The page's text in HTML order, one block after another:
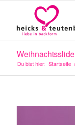
Weihnachtsslide
Du bist hier: Startseite /